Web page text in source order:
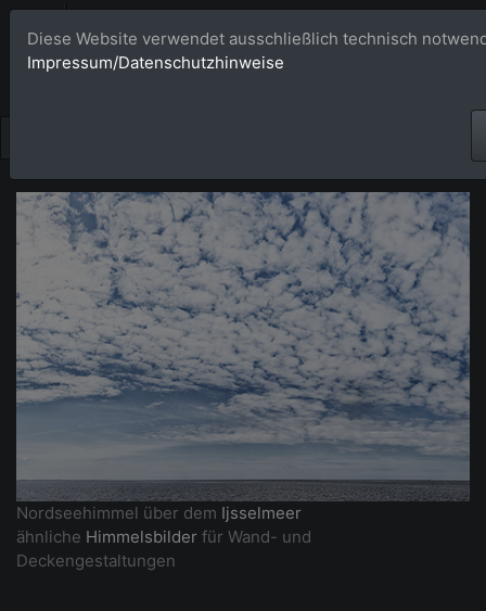
Bildagentur
Nordseehimmel über dem Ijsselmeer
ähnliche Himmelsbilder für Wand- und
Deckengestaltungen
Diese Website verwendet ausschließlich technisch
Impressum/Datenschutzhinweise